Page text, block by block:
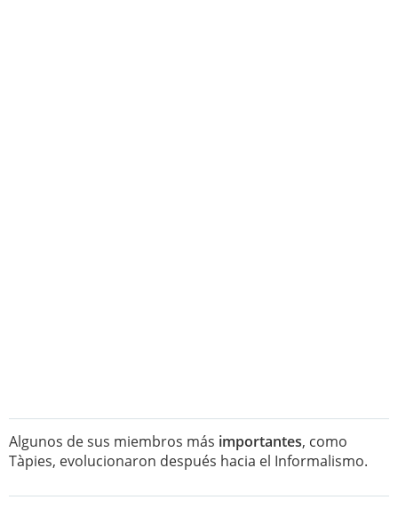
Algunos de sus miembros más importantes, como
Tàpies, evolucionaron después hacia el Informalismo.